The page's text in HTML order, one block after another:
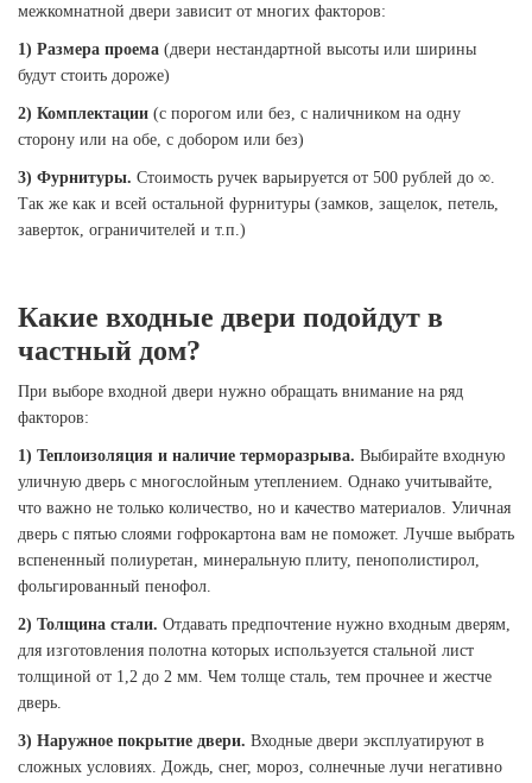
межкомнатной двери зависит от многих факторов:
1) Размера проема (двери нестандартной высоты или ширины
будут стоить дороже)
2) Комплектации (с порогом или без, с наличником на одну
сторону или на обе, с добором или без)
3) Фурнитуры. Стоимость ручек варьируется от 500 рублей до ∞.
Так же как и всей остальной фурнитуры (замков, защелок, петель,
заверток, ограничителей и т.п.)
Какие входные двери подойдут в
частный дом?
При выборе входной двери нужно обращать внимание на ряд
факторов:
1) Теплоизоляция и наличие терморазрыва. Выбирайте входную
уличную дверь с многослойным утеплением. Однако учитывайте,
что важно не только количество, но и качество материалов. Уличная
дверь с пятью слоями гофрокартона вам не поможет. Лучше выбрать
вспененный полиуретан, минеральную плиту, пенополистирол,
фольгированный пенофол.
2) Толщина стали. Отдавать предпочтение нужно входным дверям,
для изготовления полотна которых используется стальной лист
толщиной от 1,2 до 2 мм. Чем толще сталь, тем прочнее и жестче
дверь.
3) Наружное покрытие двери. Входные двери эксплуатируют в
сложных условиях. Дождь, снег, мороз, солнечные лучи негативно